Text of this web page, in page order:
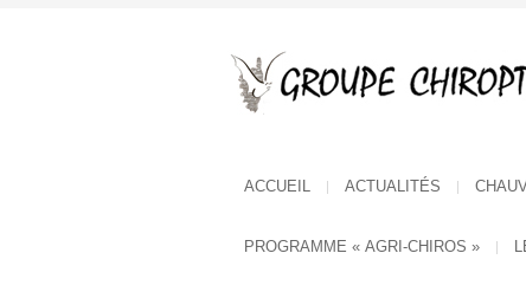
ACCUEIL ACTUALITÉS
PROGRAMME « AGRI-CHIROS »